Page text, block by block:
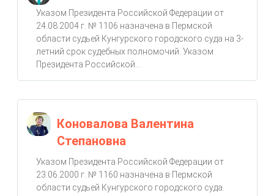
Указом Президента Российской Федерации от
24.08.2004 г. № 1106 назначена в Пермской
области судьей Кунгурского городского суда на 3-
летний срок судебных полномочий. Указом
Президента Российской...
Коновалова Валентина
Степановна
Указом Президента Российской Федерации от
23.06.2000 г. № 1160 назначена в Пермской
области судьей Кунгурского городского суда.